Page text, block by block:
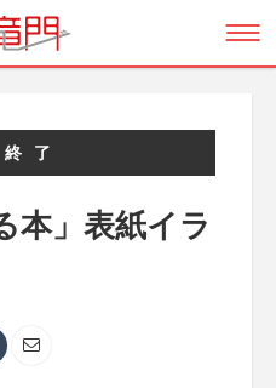
了
本」表紙イラ